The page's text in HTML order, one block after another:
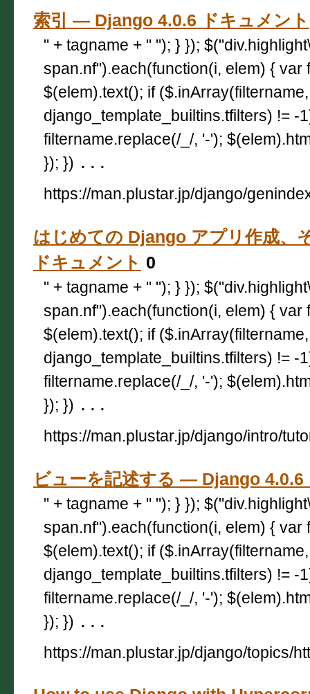
索引 — Django 4.0.6 ドキュメント
" + tagname + " "); } });
span.nf").each(function(i, elem) { var
$(elem).text(); if ($.inArray(filtername,
django_template_builtins.tfilters) != -
filtername.replace(/_/, '-');
}); }) ...
https://man.plustar.jp/django/
はじめての Django アプリ作成、
ドキュメント 0
" + tagname + " "); } });
span.nf").each(function(i, elem) { var
$(elem).text(); if ($.inArray(filtername,
django_template_builtins.tfilters) != -
filtername.replace(/_/, '-');
}); }) ...
https://man.plustar.jp/django/intro/
ビューを記述する — Django 4.0.6
" + tagname + " "); } });
span.nf").each(function(i, elem) { var
$(elem).text(); if ($.inArray(filtername,
django_template_builtins.tfilters) != -
filtername.replace(/_/, '-');
}); }) ...
https://man.plustar.jp/django/topics/